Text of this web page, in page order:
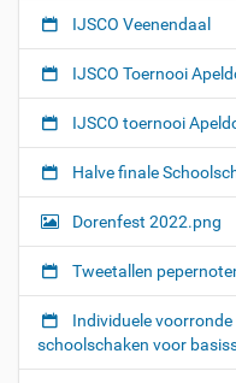
IJSCO Veenendaal
IJSCO Toernooi
IJSCO toernooi
Halve finale
Dorenfest 2022.png
Tweetallen
Individuele
schoolschaken voor